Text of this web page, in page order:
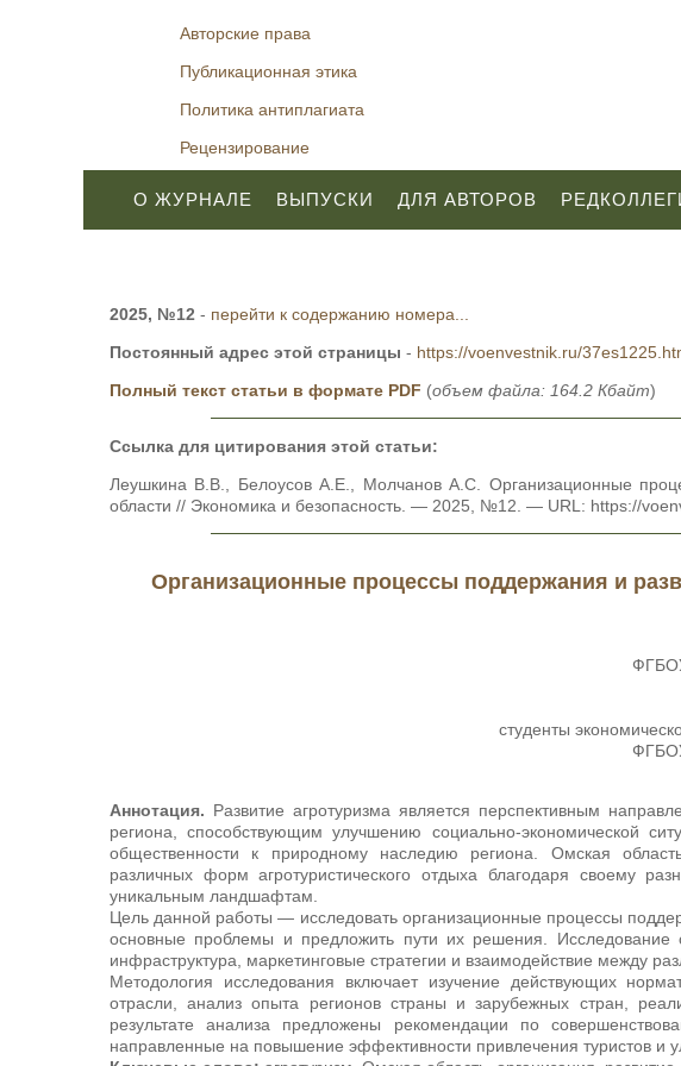
Авторские права
Публикационная этика
Политика антиплагиата
Рецензирование
О ЖУРНАЛЕ ВЫПУСКИ ДЛЯ АВТОРОВ
2025, №12 - перейти к содержанию номера...
Постоянный адрес этой страницы - https://voenvestnik.ru/
Полный текст статьи в формате PDF (объем файла: 164.2 Кбайт)
Ссылка для цитирования этой статьи:
Леушкина В.В., Белоусов А.Е., Молчанов А.С. Организационные
области // Экономика и безопасность. — 2025, №12. — URL: https://
Организационные процессы поддержания и
студенты
Аннотация. Развитие агротуризма является перспективным
региона, способствующим улучшению социально-экономической
общественности к природному наследию региона. Омская
различных форм агротуристического отдыха благодаря своему
уникальным ландшафтам.
Цель данной работы — исследовать организационные процессы
основные проблемы и предложить пути их решения. Исследование
инфраструктура, маркетинговые стратегии и взаимодействие между
Методология исследования включает изучение действующих
отрасли, анализ опыта регионов страны и зарубежных стран,
результате анализа предложены рекомендации по
направленные на повышение эффективности привлечения туристов и